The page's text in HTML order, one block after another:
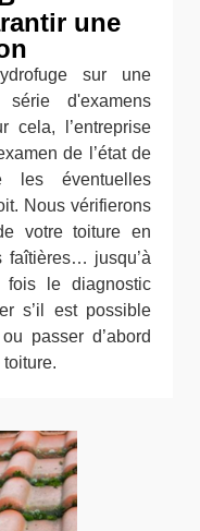
une
sur une
d'examens
cela, l’entreprise
de l’état de
les éventuelles
Nous vérifierons
votre toiture en
faîtières… jusqu’à
fois le diagnostic
s’il est possible
passer d’abord